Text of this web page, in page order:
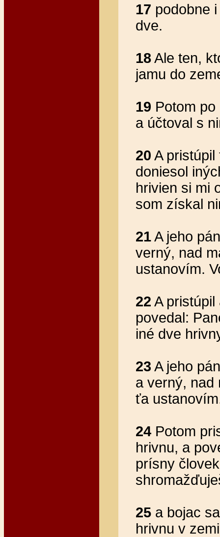
17 podobne
dve.
18Ale ten,
jamu do
19 Potom
a účtoval s
20 A
doniesol
hrivien si mi
som získal
21A jeho
verný, nad
ustanovím.
22 A
povedal:
iné dve
23 A jeho
a verný, nad
ťa
24Potom
hrivnu, a
prísny
25a bojac
hrivnu v